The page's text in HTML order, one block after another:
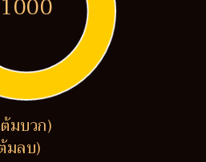
มบวก)
มลบ)